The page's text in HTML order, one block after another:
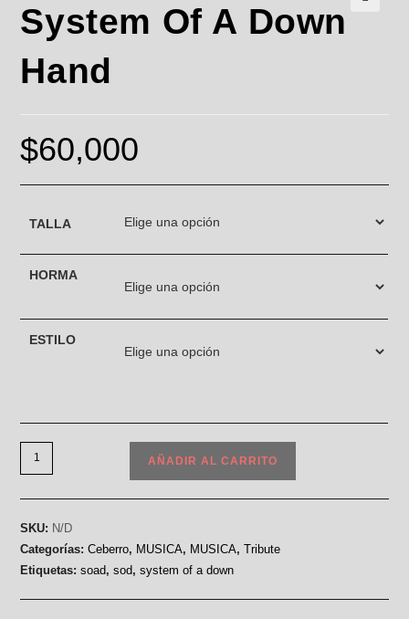
System Of A Down
Hand
$60,000
TALLA
HORMA
ESTILO
AÑADIR AL CARRITO
SKU: N/D
Categorías:Ceberro, MUSICA, MUSICA,Tribute
Etiquetas:soad,sod,system of a down